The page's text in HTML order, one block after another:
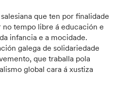
que ten por finalidade
tempo libre á educación e
infancia e a mocidade.
galega de solidariedade
que traballa pola
global cara á xustiza